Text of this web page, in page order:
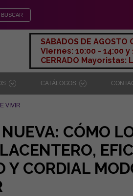
SABADOS DE
Viernes: 10:00 - 14:00 y
CERRADO Mayoristas:
CATÁLOGOS
VIVIR
CÓMO
Y CORDIAL